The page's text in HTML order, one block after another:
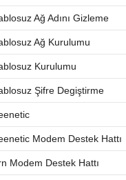
Ağ Adını Gizleme
Ağ Kurulumu
Kurulumu
Şifre Degiştirme
Modem Destek Hattı
Modem Destek Hattı